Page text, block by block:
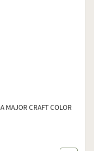
MAJOR CRAFT COLOR